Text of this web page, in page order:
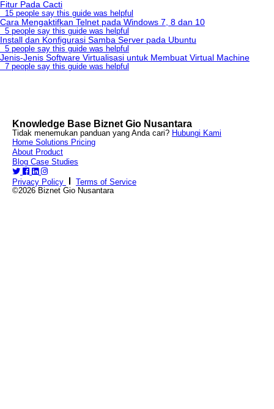
Fitur Pada Cacti
15 people say this guide was helpful
Cara Mengaktifkan Telnet pada Windows 7, 8 dan 10
5 people say this guide was helpful
Install dan Konfigurasi Samba Server pada Ubuntu
5 people say this guide was helpful
Jenis-Jenis Software Virtualisasi untuk Membuat Virtual Machine
7 people say this guide was helpful
Knowledge Base Biznet Gio Nusantara
Tidak menemukan panduan yang Anda cari? Hubungi Kami
Home Solutions Pricing
About Product
Blog Case Studies
Privacy Policy
Terms of Service
©2026 Biznet Gio Nusantara